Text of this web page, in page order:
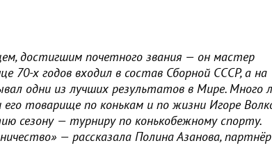
достигшим почетного звания — он мастер
70-х годов входил в состав Сборной СССР, а на
одни из лучших результатов в Мире. Много
товарище по конькам и по жизни Игоре
сезону — турниру по конькобежному спорту.
— рассказала Полина Азанова, партнёр